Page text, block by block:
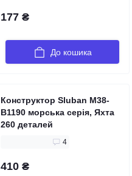
177 ₴
До кошика
Конструктор Sluban M38-
B1190 морська серія, Яхта
260 деталей
4
410 ₴